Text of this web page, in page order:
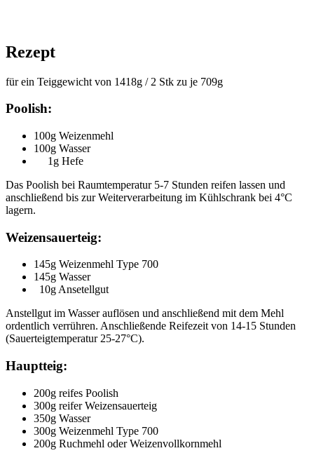
Rezept
für ein Teiggewicht von 1418g / 2 Stk zu je 709g
Poolish:
100g Weizenmehl
100g Wasser
1g Hefe
Das Poolish bei Raumtemperatur 5-7 Stunden reifen lassen und
anschließend bis zur Weiterverarbeitung im Kühlschrank bei 4°C
lagern.
Weizensauerteig:
145g Weizenmehl Type 700
145g Wasser
10g Ansetellgut
Anstellgut im Wasser auflösen und anschließend mit dem Mehl
ordentlich verrühren. Anschließende Reifezeit von 14-15 Stunden
(Sauerteigtemperatur 25-27°C).
Hauptteig:
200g reifes Poolish
300g reifer Weizensauerteig
350g Wasser
300g Weizenmehl Type 700
200g Ruchmehl oder Weizenvollkornmehl